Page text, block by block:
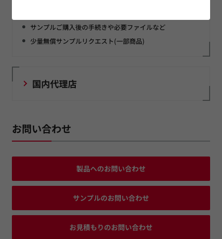
サンプルご購入後の手続きや必要ファイルなど
少量無償サンプルリクエスト(一部商品)
国内代理店
お問い合わせ
製品へのお問い合わせ
サンプルのお問い合わせ
お見積もりのお問い合わせ